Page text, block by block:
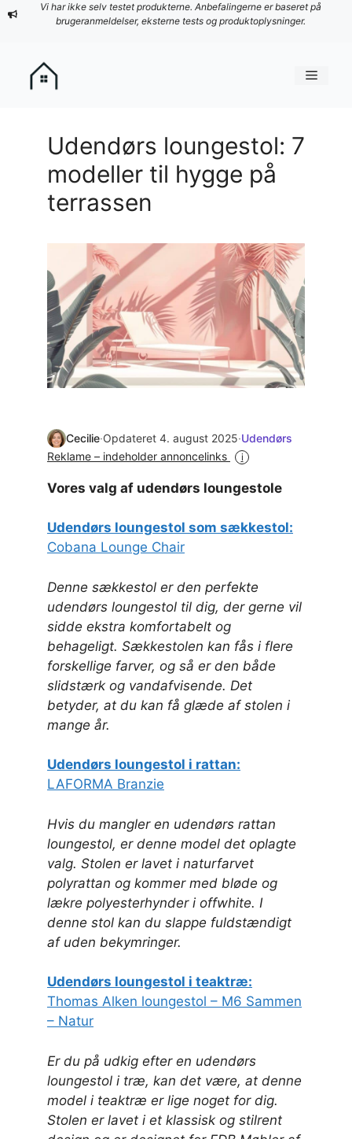
Hop
Vi har ikke selv testet produkterne. Anbefalingerne er baseret på
brugeranmeldelser, eksterne tests og produktoplysninger.
Menu
Udendørs loungestol: 7
modeller til hygge på
terrassen
Cecilie·Opdateret 4. august 2025·Udendørs
Reklame – indeholder annoncelinks
i
Vores valg af udendørs loungestole
Udendørs loungestol som sækkestol:
Cobana Lounge Chair
Denne sækkestol er den perfekte
udendørs loungestol til dig, der gerne vil
sidde ekstra komfortabelt og
behageligt. Sækkestolen kan fås i flere
forskellige farver, og så er den både
slidstærk og vandafvisende. Det
betyder, at du kan få glæde af stolen i
mange år.
Udendørs loungestol i rattan:
LAFORMA Branzie
Hvis du mangler en udendørs rattan
loungestol, er denne model det oplagte
valg. Stolen er lavet i naturfarvet
polyrattan og kommer med bløde og
lækre polyesterhynder i offwhite. I
denne stol kan du slappe fuldstændigt
af uden bekymringer.
Udendørs loungestol i teaktræ:
Thomas Alken loungestol – M6 Sammen
– Natur
Er du på udkig efter en udendørs
loungestol i træ, kan det være, at denne
model i teaktræ er lige noget for dig.
Stolen er lavet i et klassisk og stilrent